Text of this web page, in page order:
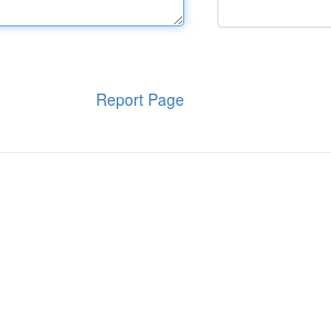
Report Page